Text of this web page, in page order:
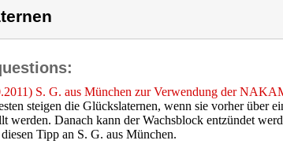
S. G. aus München zur Verwendung der
steigen die Glückslaternen, wenn sie vorher über
werden. Danach kann der Wachsblock entzündet
Tipp an S. G. aus München.